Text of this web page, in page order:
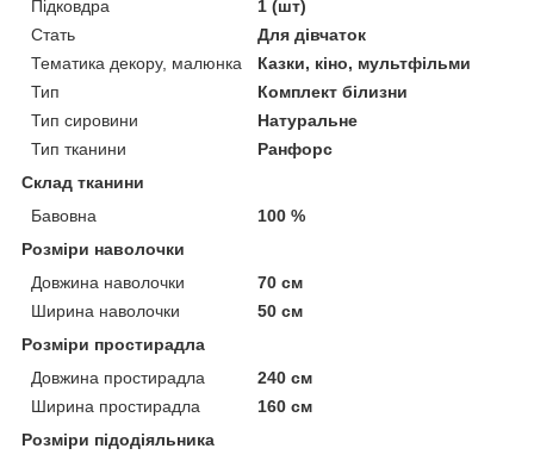
Підковдра
1 (шт)
Стать
Для дівчаток
Тематика декору, малюнка
Казки, кіно, мультфільми
Тип
Комплект білизни
Тип сировини
Натуральне
Тип тканини
Ранфорс
Склад тканини
Бавовна
100 %
Розміри наволочки
Довжина наволочки
70 см
Ширина наволочки
50 см
Розміри простирадла
Довжина простирадла
240 см
Ширина простирадла
160 см
Розміри підодіяльника